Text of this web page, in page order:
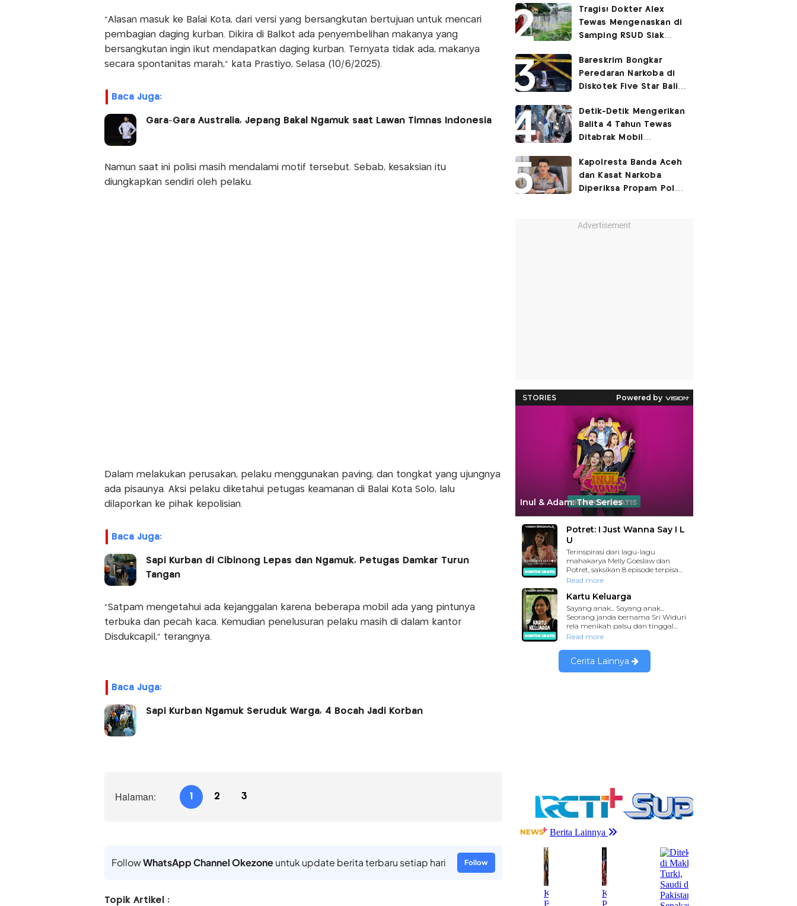
"Alasan masuk ke Balai Kota, dari versi yang bersangkutan bertujuan untuk mencari
pembagian daging kurban. Dikira di Balkot ada penyembelihan makanya yang
bersangkutan ingin ikut mendapatkan daging kurban. Ternyata tidak ada, makanya
secara spontanitas marah," kata Prastiyo, Selasa (10/6/2025).
Baca Juga:
Gara-Gara Australia, Jepang Bakal Ngamuk saat Lawan Timnas Indonesia
Namun saat ini polisi masih mendalami motif tersebut. Sebab, kesaksian itu
diungkapkan sendiri oleh pelaku.
Dalam melakukan perusakan, pelaku menggunakan paving, dan tongkat yang ujungnya
ada pisaunya. Aksi pelaku diketahui petugas keamanan di Balai Kota Solo, lalu
dilaporkan ke pihak kepolisian.
Baca Juga:
Sapi Kurban di Cibinong Lepas dan Ngamuk, Petugas Damkar Turun
Tangan
"Satpam mengetahui ada kejanggalan karena beberapa mobil ada yang pintunya
terbuka dan pecah kaca. Kemudian penelusuran pelaku masih di dalam kantor
Disdukcapil," terangnya.
Baca Juga:
Sapi Kurban Ngamuk Seruduk Warga, 4 Bocah Jadi Korban
Halaman: 1 2 3
FollowWhatsApp Channel Okezoneuntuk update berita terbaru setiap hari Follow
Topik Artikel :
Tragis! Dokter Alex
Tewas Mengenaskan di
Samping RSUD Siak
Rocuronium
Bareskrim Bongkar
Peredaran Narkoba di
Diskotek Five Star Bali,
Detik-Detik Mengerikan
Balita 4 Tahun Tewas
Ditabrak Mobil
Kapolresta Banda Aceh
dan Kasat Narkoba
Diperiksa Propam Polri,
Advertisement